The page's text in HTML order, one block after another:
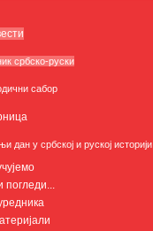
србско-руски
сабор
дан у србској и руској историји
погледи...